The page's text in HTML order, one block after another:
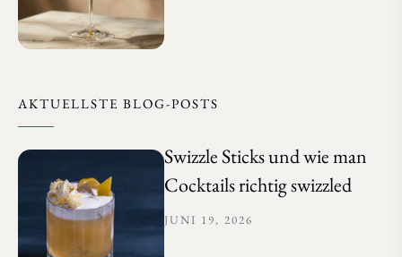
AKTUELLSTE BLOG-POSTS
Swizzle Sticks und wie man
Cocktails richtig swizzled
JUNI 19, 2026